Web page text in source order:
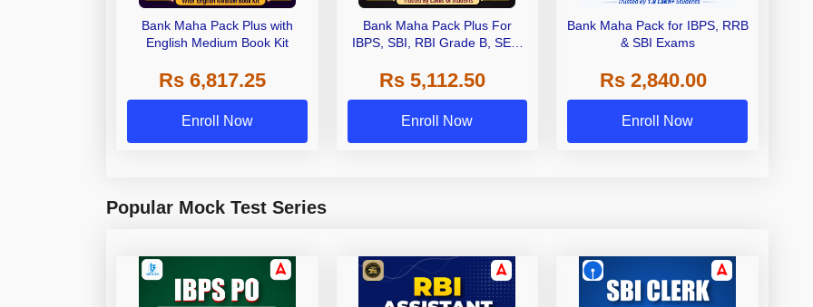
Bank Maha Pack Plus with
English Medium Book Kit
Rs 6,817.25
Enroll Now
Bank Maha Pack Plus For
IBPS, SBI, RBI Grade B, SEBI
Other Grade A & Grade B Bank
Exams
Rs 5,112.50
Enroll Now
Bank Maha Pack for IBPS, RRB
& SBI Exams
Rs 2,840.00
Enroll Now
Popular Mock Test Series